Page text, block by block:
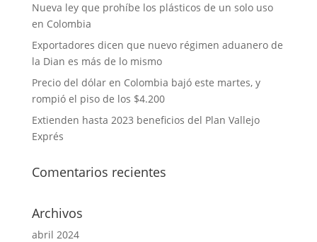
Nueva ley que prohíbe los plásticos de un solo uso
en Colombia
Exportadores dicen que nuevo régimen aduanero de
la Dian es más de lo mismo
Precio del dólar en Colombia bajó este martes, y
rompió el piso de los $4.200
Extienden hasta 2023 beneficios del Plan Vallejo
Exprés
Comentarios recientes
Archivos
abril 2024